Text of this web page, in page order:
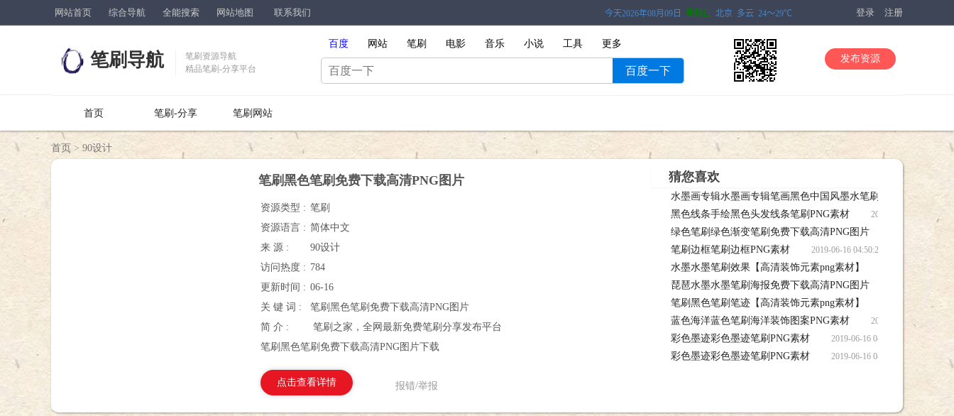
网站首页 综合导航 全能搜索 网站地图 联系我们 登录 注册
笔刷导航
笔刷资源导航
精品笔刷-分享平台
百度 网站 笔刷 电影 音乐 小说 工具 更多
百度一下
发布资源
首页 笔刷-分享 笔刷网站
首页 > 90设计
笔刷黑色笔刷免费下载高清PNG图片
资源类型 : 笔刷
资源语言 : 简体中文
来 源 :
90设计
访问热度 : 784
更新时间 : 06-16
关 键 词 :
笔刷黑色笔刷免费下载高清PNG图片
简 介 :
笔刷之家，全网最新免费笔刷分享发布平台
笔刷黑色笔刷免费下载高清PNG图片下载
点击查看详情 报错/举报
猜您喜欢
水墨画专辑水墨画专辑笔画黑色中国风墨水笔刷墨迹专辑【高清
笔刷墨迹专辑【高清效果笔刷，水墨画专辑水墨画专辑笔画黑色中国风墨
黑色线条手绘黑色头发线条笔刷PNG素材 2019-06-16 04:50:25
笔刷PNG素材笔刷下载
绿色笔刷绿色渐变笔刷免费下载高清PNG图片
笔刷免费下载高清PNG图片笔刷下载
笔刷边框笔刷边框PNG素材 2019-06-16 04:50:22 笔刷边框笔刷边
水墨水墨笔刷效果【高清装饰元素png素材】
【高清装饰元素png素材】笔刷下载
琵琶水墨水墨笔刷海报免费下载高清PNG图片
海报免费下载高清PNG图片笔刷下载
笔刷黑色笔刷笔迹【高清装饰元素png素材】 2019-06-16
【高清装饰元素png素材】笔刷下载
蓝色海洋蓝色笔刷海洋装饰图案PNG素材 2019-06-16 04:50:16
图案PNG素材笔刷下载
彩色墨迹彩色墨迹笔刷PNG素材 2019-06-16 04:50:14 彩色墨迹
彩色墨迹彩色墨迹笔刷PNG素材 2019-06-16 04:50:13 彩色墨迹